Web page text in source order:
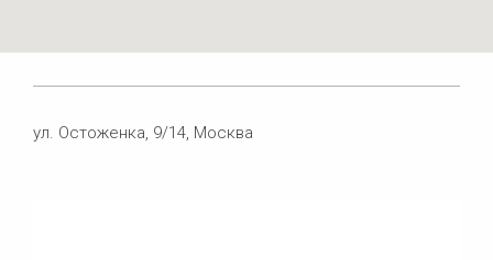
ул. Остоженка, 9/14, Москва